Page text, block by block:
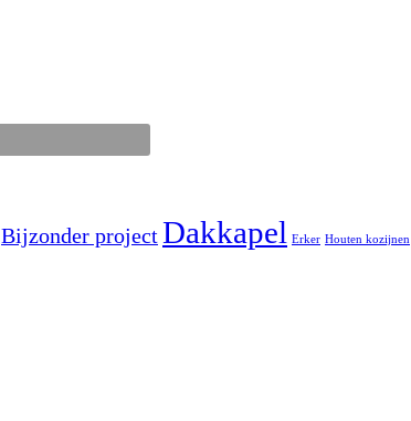
Bijzonder projectDakkapel Erker Houten kozijnen